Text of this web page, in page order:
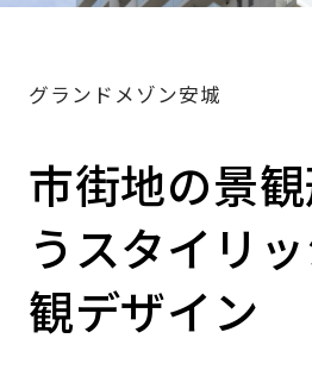
グランドメゾン安城
市街地の景
うスタイリ
観デザイン